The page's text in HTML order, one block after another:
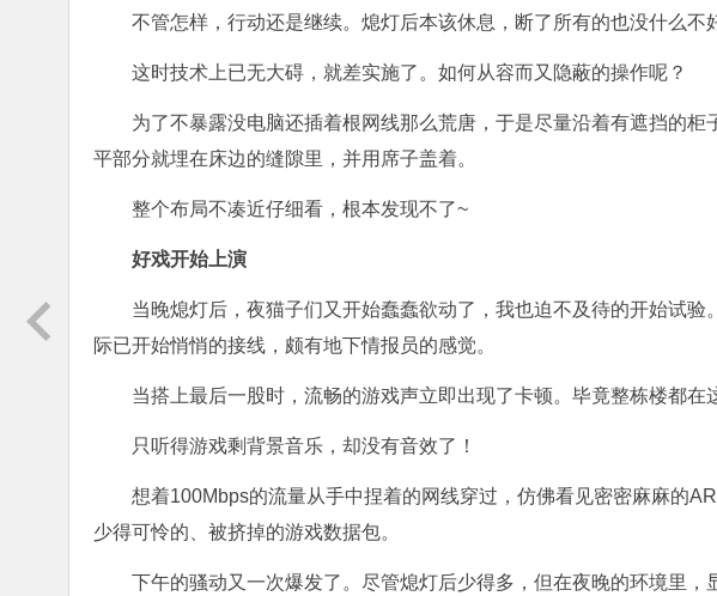
不管怎样，行动还是继续。熄灯后本该休息，断了所有的也没什么不
这时技术上已无大碍，就差实施了。如何从容而又隐蔽的操作呢？
为了不暴露没电脑还插着根网线那么荒唐，于是尽量沿着有遮挡的
平部分就埋在床边的缝隙里，并用席子盖着。
整个布局不凑近仔细看，根本发现不了~
好戏开始上演
当晚熄灯后，夜猫子们又开始蠢蠢欲动了，我也迫不及待的开始试
际已开始悄悄的接线，颇有地下情报员的感觉。
当搭上最后一股时，流畅的游戏声立即出现了卡顿。毕竟整栋楼都在
只听得游戏剩背景音乐，却没有音效了！
想着100Mbps的流量从手中捏着的网线穿过，仿佛看见密密麻麻的
少得可怜的、被挤掉的游戏数据包。
下午的骚动又一次爆发了。尽管熄灯后少得多，但在夜晚的环境里，